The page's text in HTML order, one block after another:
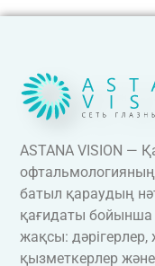
ASTANA VISION —
батыл қараудың
қағидаты бойынша
жақсы:
қызметкерлер